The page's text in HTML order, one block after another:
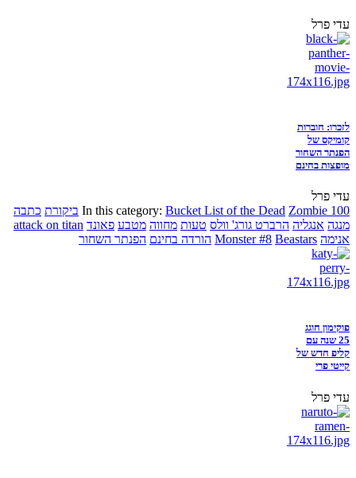
עדי פרל
לזכרו: חוברות
קומיקס של
הפנתר השחור
מופצות בחינם
עדי פרל
In this category: Bucket List of the Dead Zombie 100 ביקורת כתבה
מנגה אנגליה הרברט גורג' וולס טעות מחווה מטבע פאונד attack on titan
אנימה
Monster #8 Beastars הורדה בחינם הפנתר השחור
פוקימון חוגג
25 שנה עם
קליפ חדש של
קייטי פרי
עדי פרל